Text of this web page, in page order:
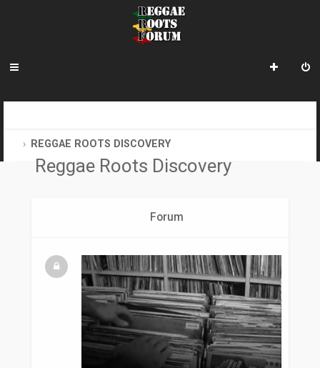
REGGAE ROOTS DISCOVERY
Reggae Roots Discovery
Forum